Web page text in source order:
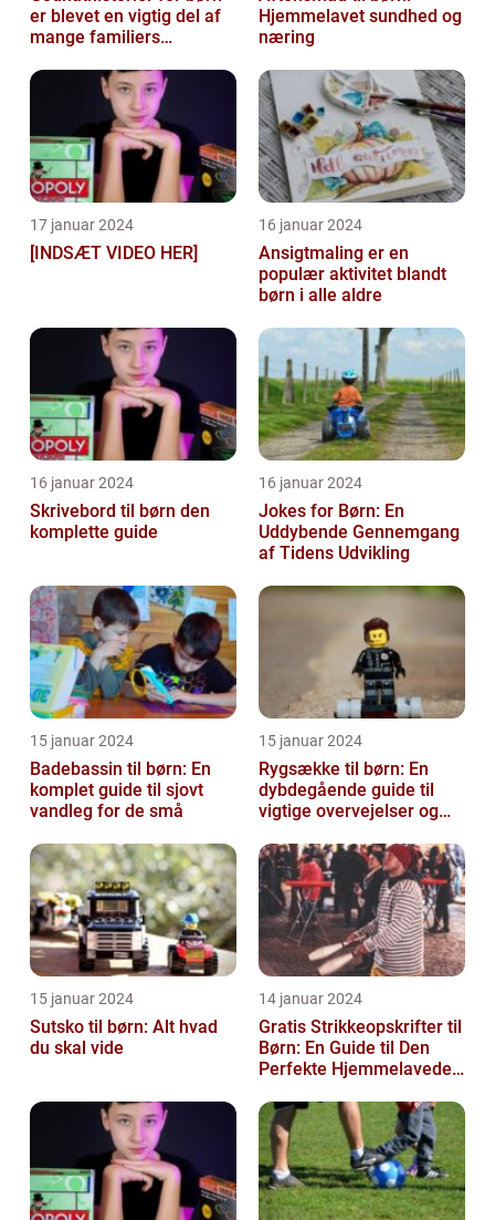
er blevet en vigtig del af
mange familiers
Hjemmelavet sundhed og
næring
17 januar 2024
[INDSÆT VIDEO HER]
16 januar 2024
Ansigtmaling er en
populær aktivitet blandt
børn i alle aldre
16 januar 2024
Skrivebord til børn den
komplette guide
16 januar 2024
Jokes for Børn: En
Uddybende Gennemgang
af Tidens Udvikling
15 januar 2024
Badebassin til børn: En
komplet guide til sjovt
vandleg for de små
15 januar 2024
Rygsække til børn: En
dybdegående guide til
vigtige overvejelser og
15 januar 2024
Sutsko til børn: Alt hvad
du skal vide
14 januar 2024
Gratis Strikkeopskrifter til
Børn: En Guide til Den
Perfekte Hjemmelavede